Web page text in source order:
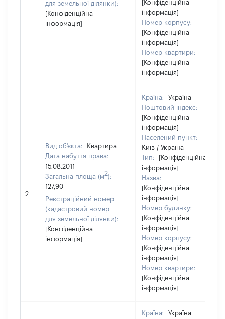
для земельної ділянки):
[Конфіденційна
інформація]
[Конфіденційна
інформація]
Номер корпусу:
[Конфіденційна
інформація]
Номер квартири:
[Конфіденційна
інформація]
2
Вид об'єкта:
Квартира
Дата набуття права:
15.08.2011
Загальна площа (м2):
127,90
Реєстраційний номер
(кадастровий номер
для земельної ділянки):
[Конфіденційна
інформація]
Країна:
Україна
Поштовий індекс:
[Конфіденційна
інформація]
Населений пункт:
Київ / Україна
Тип:
[Конфіденційна
інформація]
Назва:
[Конфіденційна
інформація]
Номер будинку:
[Конфіденційна
інформація]
Номер корпусу:
[Конфіденційна
інформація]
Номер квартири:
[Конфіденційна
інформація]
Країна:
Україна